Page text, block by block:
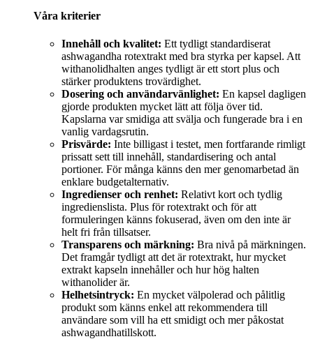
Våra kriterier
Innehåll och kvalitet: Ett tydligt standardiserat
ashwagandha rotextrakt med bra styrka per kapsel. Att
withanolidhalten anges tydligt är ett stort plus och
stärker produktens trovärdighet.
Dosering och användarvänlighet: En kapsel dagligen
gjorde produkten mycket lätt att följa över tid.
Kapslarna var smidiga att svälja och fungerade bra i en
vanlig vardagsrutin.
Prisvärde: Inte billigast i testet, men fortfarande rimligt
prissatt sett till innehåll, standardisering och antal
portioner. För många känns den mer genomarbetad än
enklare budgetalternativ.
Ingredienser och renhet: Relativt kort och tydlig
ingredienslista. Plus för rotextrakt och för att
formuleringen känns fokuserad, även om den inte är
helt fri från tillsatser.
Transparens och märkning: Bra nivå på märkningen.
Det framgår tydligt att det är rotextrakt, hur mycket
extrakt kapseln innehåller och hur hög halten
withanolider är.
Helhetsintryck: En mycket välpolerad och pålitlig
produkt som känns enkel att rekommendera till
användare som vill ha ett smidigt och mer påkostat
ashwagandhatillskott.